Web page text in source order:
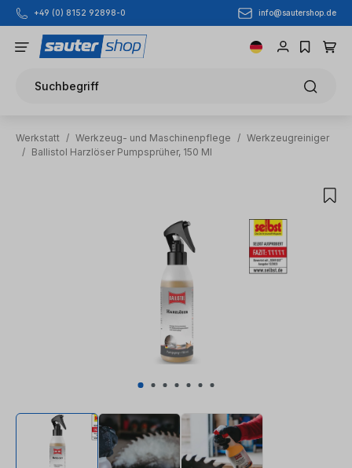
Zum Hauptinhalt springen
+49 (0) 8152 92898-0 info@sautershop.de
Suchbegriff
Werkstatt / Werkzeug- und Maschinenpflege / Werkzeugreiniger
/ Ballistol Harzlöser Pumpsprüher, 150 Ml